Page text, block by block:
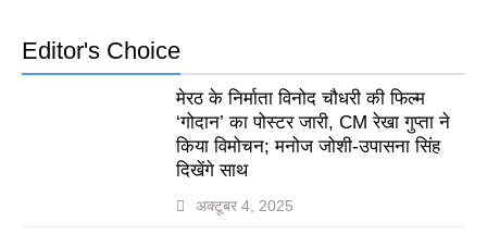
Editor's Choice
मेरठ के निर्माता विनोद चौधरी की फिल्म
‘गोदान’ का पोस्टर जारी, CM रेखा गुप्ता ने
किया विमोचन; मनोज जोशी-उपासना सिंह
दिखेंगे साथ
अक्टूबर 4, 2025